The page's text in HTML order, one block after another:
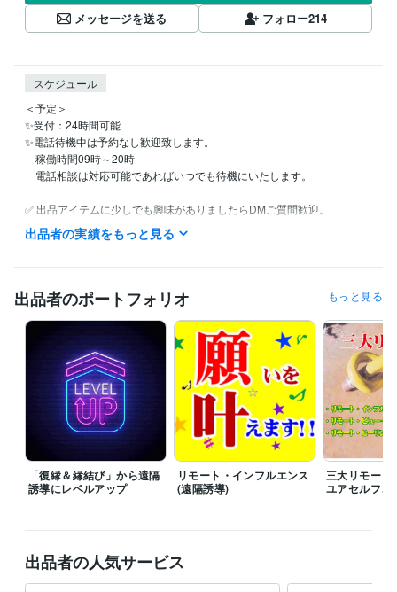
メッセージを送る
フォロー214
スケジュール
＜予定＞
✨受付：24時間可能
✨電話待機中は予約なし歓迎致します。
稼働時間09時～20時
電話相談は対応可能であればいつでも待機にいたします。
✅ 出品アイテムに少しでも興味がありましたらDMご質問歓迎。
✅ 割引クーポンコード →　KR68BV
経験職種
コンサルタント / 経営コンサルタント
経営・マネジメント / 経営者・CEO・COO 経験年数 : 33年
ライフスタイル・その他 / 占い師 経験年数 : 56年
受賞歴
審美眼（占い師になる為の本）
ビジネス・クリエイティブツール
Excel:40年Word:40年 PowerPoint:35年 Adobe Illustrator:30年
得意分野
占い Remote Viewer・占鑑定師
占い 遠隔透視・遠隔誘導・占い鑑定・運氣・
リモート・インフルエ
復縁 ふくえん
出品者の実績をもっと見る
出品者のポートフォリオ もっと見る
「復縁＆縁結び」から遠隔
誘導にレベルアップ
リモート・インフルエンス
(遠隔誘導)
三大リモート
ユアセルフ、
出品者の人気サービス